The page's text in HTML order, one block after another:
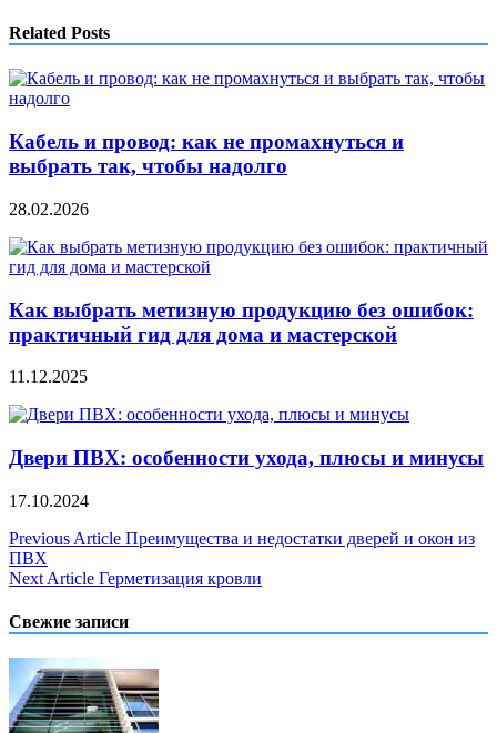
Related Posts
Кабель и провод: как не промахнуться и
выбрать так, чтобы надолго
28.02.2026
Как выбрать метизную продукцию без ошибок:
практичный гид для дома и мастерской
11.12.2025
Двери ПВХ: особенности ухода, плюсы и минусы
17.10.2024
Навигация
по
Previous Article Преимущества и недостатки дверей и окон из
ПВХ
Next Article Герметизация кровли
Свежие записи